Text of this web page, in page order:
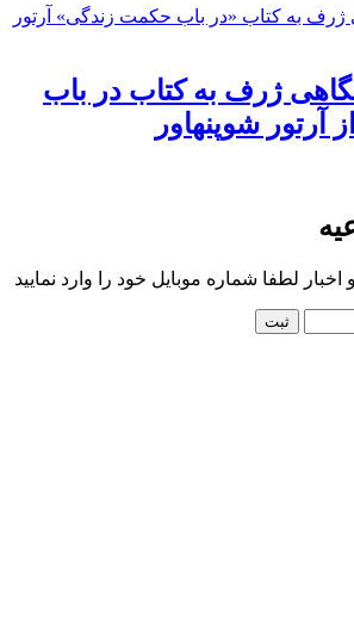
ژرف به کتاب در باب
شوپنهاور
لطفا شماره موبایل خود را وارد نمایید
ثبت